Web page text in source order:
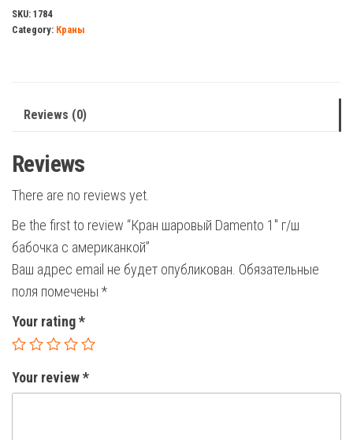
1"
г/
американкой
SKU: 1784
Category: Краны
Reviews (0)
Reviews
There are no reviews yet.
Be the first to review “Кран шаровый Damento 1″ г/ш
бабочка с американкой”
Ваш адрес email не будет опубликован. Обязательные
поля помечены *
Your rating*
Your review*